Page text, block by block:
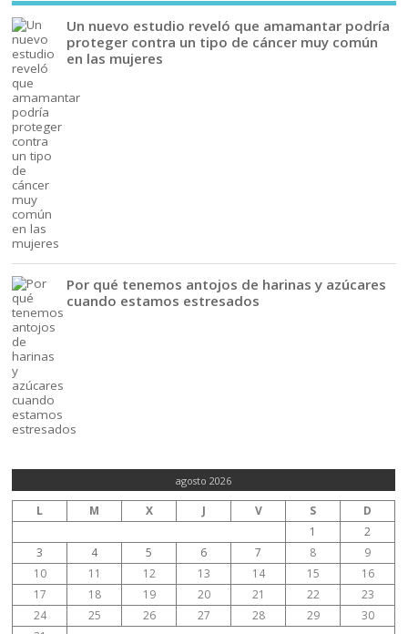
Un nuevo estudio reveló que amamantar podría
proteger contra un tipo de cáncer muy común
en las mujeres
Por qué tenemos antojos de harinas y azúcares
cuando estamos estresados
agosto 2026
L M X J V S
D
1
2
3
4 5 6 7 8
9
10
11 12 13 14 15
16
17
18 19 20 21 22
23
24
25 26 27 28 29
30